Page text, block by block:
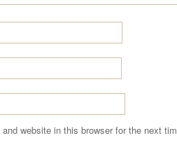
website in this browser for the next